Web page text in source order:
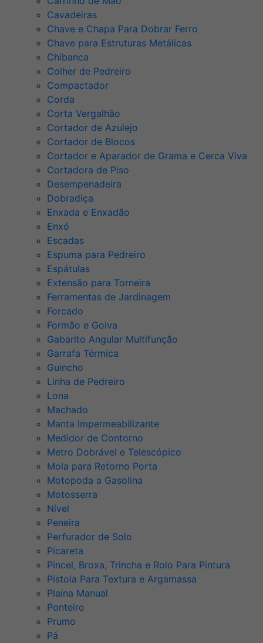
Cavadeiras
Chave e Chapa Para Dobrar Ferro
Chave para Estruturas Metálicas
Chibanca
Colher de Pedreiro
Compactador
Corda
Corta Vergalhão
Cortador de Azulejo
Cortador de Blocos
Cortador e Aparador de Grama e Cerca Viva
Cortadora de Piso
Desempenadeira
Dobradiça
Enxada e Enxadão
Enxó
Escadas
Espuma para Pedreiro
Espátulas
Extensão para Torneira
Ferramentas de Jardinagem
Forcado
Formão e Goiva
Gabarito Angular Multifunção
Garrafa Térmica
Guincho
Linha de Pedreiro
Lona
Machado
Manta Impermeabilizante
Medidor de Contorno
Metro Dobrável e Telescópico
Mola para Retorno Porta
Motopoda a Gasolina
Motosserra
Nível
Peneira
Perfurador de Solo
Picareta
Pincel, Broxa, Trincha e Rolo Para Pintura
Pistola Para Textura e Argamassa
Plaina Manual
Ponteiro
Prumo
Pá